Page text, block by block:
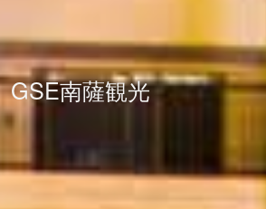
GSE南薩観光